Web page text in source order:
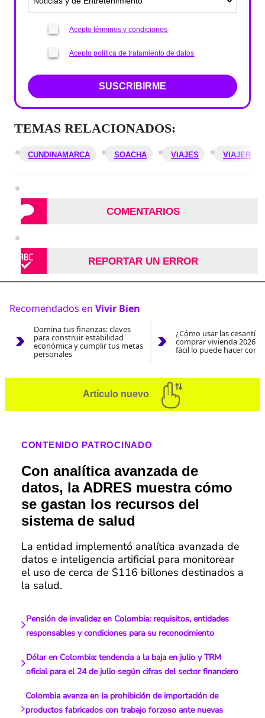
Acepto términos y condiciones
Acepto política de tratamiento de datos
SUSCRIBIRME
TEMAS RELACIONADOS:
CUNDINAMARCA SOACHA VIAJES VIAJEROS
COMENTARIOS
REPORTAR UN ERROR
Recomendados en Vivir Bien
Domina tus finanzas: claves
para construir estabilidad
económica y cumplir tus metas
personales
¿Cómo usar las
comprar vivienda 2026?
fácil lo puede hacer con
Artículo nuevo
CONTENIDO PATROCINADO
Con analítica avanzada de
datos, la ADRES muestra cómo
se gastan los recursos del
sistema de salud
La entidad implementó analítica avanzada de
datos e inteligencia artificial para monitorear
el uso de cerca de $116 billones destinados a
la salud.
Pensión de invalidez en Colombia: requisitos, entidades
responsables y condiciones para su reconocimiento
Dólar en Colombia: tendencia a la baja en julio y TRM
oficial para el 24 de julio según cifras del sector financiero
Colombia avanza en la prohibición de importación de
productos fabricados con trabajo forzoso ante nuevas